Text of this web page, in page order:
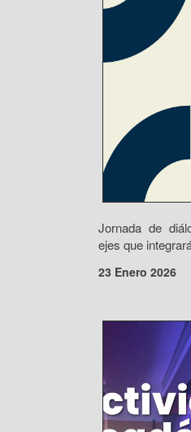
Jornada de
ejes que
23 Enero 2026